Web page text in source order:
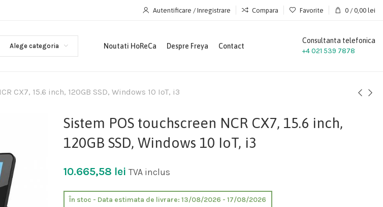
Autentificare / Inregistrare Compara Favorite 0 / 0,00 lei
Alege categoria Noutati HoReCa Despre Freya Contact
Consultanta telefonica
+4 021 539 7878
CX7, 15.6 inch, 120GB SSD, Windows 10 IoT, i3
Sistem POS touchscreen NCR CX7, 15.6 inch,
120GB SSD, Windows 10 IoT, i3
10.665,58 lei TVA inclus
În stoc - Data estimata de livrare: 13/08/2026 - 17/08/2026